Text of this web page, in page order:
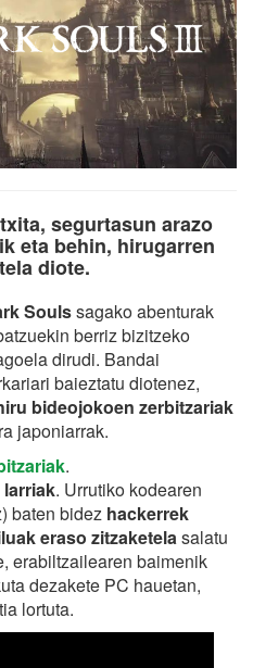
segurtasun arazo
eta behin, hirugarren
diote.
Soulssagako abenturak
berriz bizitzeko
dirudi. Bandai
baieztatu diotenez,
bideojokoen zerbitzariak
japoniarrak.
.
. Urrutiko kodearen
baten bidez hackerrek
eraso zitzaketelasalatu
erabiltzailearen baimenik
dezakete PC hauetan,
lortuta.